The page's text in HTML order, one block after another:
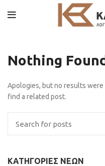
Nothing
Apologies, but no results
find a related post.
ΚΑΤΗΓΟΡΊΕΣ ΝΈΩΝ